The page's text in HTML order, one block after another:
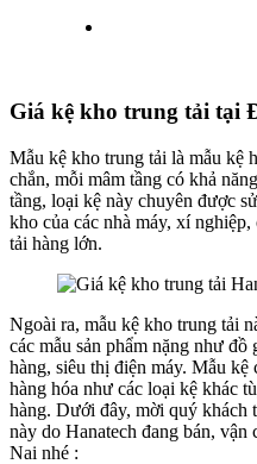
Giá kệ kho trung tải tại
Mẫu kệ kho trung tải là mẫu kệ
chắn, mỗi mâm tầng có khả
tầng, loại kệ này chuyên được
kho của các nhà máy, xí
tải hàng lớn.
Ngoài ra, mẫu kệ kho trung tải
các mẫu sản phẩm nặng như
hàng, siêu thị điện máy. Mẫu
hàng hóa như các loại kệ khác
hàng. Dưới đây, mời quý khách
này do Hanatech đang bán,
Nai nhé :